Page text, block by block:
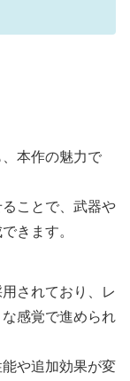
本作の魅力で
ことで、武器や
きます。
されており、レ
感覚で進められ
や追加効果が変